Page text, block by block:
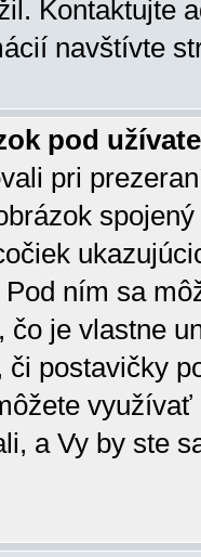
Kontaktujte
navštívte
pod
pri
ním sa
čo je vlastne
či postavičky
a Vy by ste